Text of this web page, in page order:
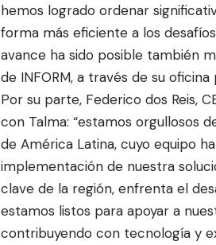
hemos logrado ordenar
forma más eficiente a los
avance ha sido posible también
de INFORM, a través de su
Por su parte, Federico dos Reis,
con Talma: “estamos orgullosos
de América Latina, cuyo equipo
implementación de nuestra
clave de la región, enfrenta el
estamos listos para apoyar a
contribuyendo con tecnología y